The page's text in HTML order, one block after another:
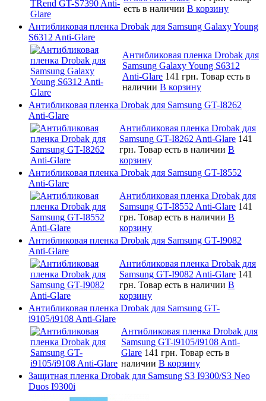
есть в наличии В корзину
Антибликовая пленка Drobak для Samsung Galaxy Young
S6312 Anti-Glare
Антибликовая пленка Drobak для
Samsung Galaxy Young S6312
Anti-Glare 141 грн. Товар есть в
наличии В корзину
Антибликовая пленка Drobak для Samsung GT-I8262
Anti-Glare
Антибликовая пленка Drobak для
Samsung GT-I8262 Anti-Glare 141
грн. Товар есть в наличии В
корзину
Антибликовая пленка Drobak для Samsung GT-I8552
Anti-Glare
Антибликовая пленка Drobak для
Samsung GT-I8552 Anti-Glare 141
грн. Товар есть в наличии В
корзину
Антибликовая пленка Drobak для Samsung GT-I9082
Anti-Glare
Антибликовая пленка Drobak для
Samsung GT-I9082 Anti-Glare 141
грн. Товар есть в наличии В
корзину
Антибликовая пленка Drobak для Samsung GT-
i9105/i9108 Anti-Glare
Антибликовая пленка Drobak для
Samsung GT-i9105/i9108 Anti-
Glare 141 грн. Товар есть в
наличии В корзину
Защитная пленка Drobak для Samsung S3 I9300/S3 Neo
Duos I9300i